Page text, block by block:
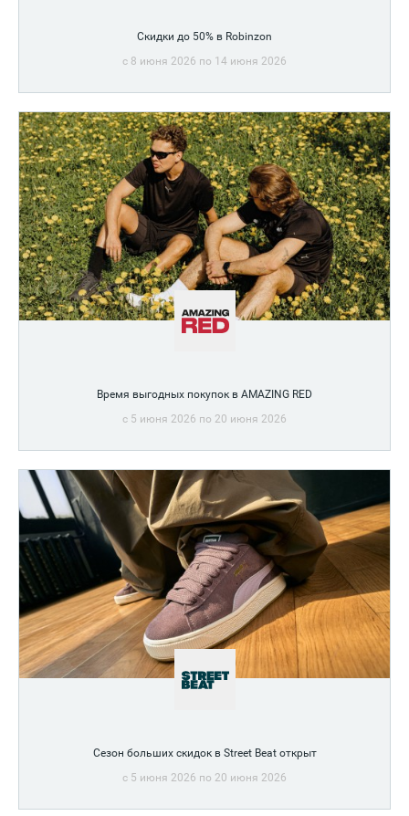
Скидки до 50% в Robinzon
c 8 июня 2026 по 14 июня 2026
Время выгодных покупок в AMAZING RED
c 5 июня 2026 по 20 июня 2026
Сезон больших скидок в Street Beat открыт
c 5 июня 2026 по 20 июня 2026